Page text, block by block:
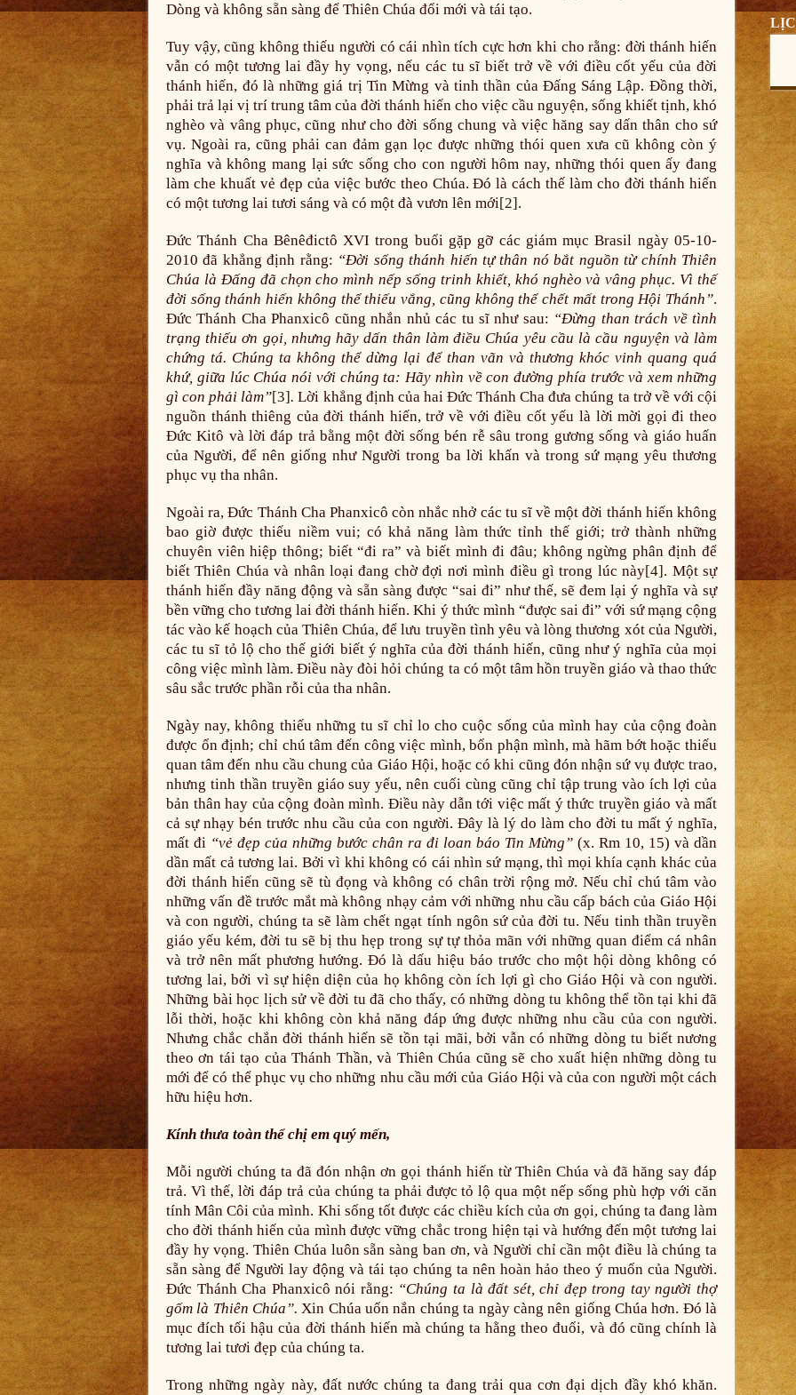
Dòng và không sẵn sàng để Thiên Chúa đổi mới và tái tạo.
Tuy vậy, cũng không thiếu người có cái nhìn tích cực hơn khi cho rằng: đời thánh hiến
vẫn có một tương lai đầy hy vọng, nếu các tu sĩ biết trở về với điều cốt yếu của đời
thánh hiến, đó là những giá trị Tin Mừng và tinh thần của Đấng Sáng Lập. Đồng thời,
phải trả lại vị trí trung tâm của đời thánh hiến cho việc cầu nguyện, sống khiết tịnh, khó
nghèo và vâng phục, cũng như cho đời sống chung và việc hăng say dấn thân cho sứ
vụ. Ngoài ra, cũng phải can đảm gạn lọc được những thói quen xưa cũ không còn ý
nghĩa và không mang lại sức sống cho con người hôm nay, những thói quen ấy đang
làm che khuất vẻ đẹp của việc bước theo Chúa. Đó là cách thế làm cho đời thánh hiến
có một tương lai tươi sáng và có một đà vươn lên mới[2].
Đức Thánh Cha Bênêđictô XVI trong buổi gặp gỡ các giám mục Brasil ngày 05-10-
2010 đã khẳng định rằng: “Đời sống thánh hiến tự thân nó bắt nguồn từ chính Thiên
Chúa là Đấng đã chọn cho mình nếp sống trinh khiết, khó nghèo và vâng phục. Vì thế
đời sống thánh hiến không thể thiếu vắng, cũng không thể chết mất trong Hội Thánh”.
Đức Thánh Cha Phanxicô cũng nhắn nhủ các tu sĩ như sau: “Đừng than trách về tình
trạng thiếu ơn gọi, nhưng hãy dấn thân làm điều Chúa yêu cầu là cầu nguyện và làm
chứng tá. Chúng ta không thể dừng lại để than vãn và thương khóc vinh quang quá
khứ, giữa lúc Chúa nói với chúng ta: Hãy nhìn về con đường phía trước và xem những
gì con phải làm”[3].Lời khẳng định của hai Đức Thánh Cha đưa chúng ta trở về với cội
nguồn thánh thiêng của đời thánh hiến, trở về với điều cốt yếu là lời mời gọi đi theo
Đức Kitô và lời đáp trả bằng một đời sống bén rễ sâu trong gương sống và giáo huấn
của Người, để nên giống như Người trong ba lời khấn và trong sứ mạng yêu thương
phục vụ tha nhân.
Ngoài ra, Đức Thánh Cha Phanxicô còn nhắc nhở các tu sĩ về một đời thánh hiến không
bao giờ được thiếu niềm vui; có khả năng làm thức tỉnh thế giới; trở thành những
chuyên viên hiệp thông; biết “đi ra” và biết mình đi đâu; không ngừng phân định để
biết Thiên Chúa và nhân loại đang chờ đợi nơi mình điều gì trong lúc này[4]. Một sự
thánh hiến đầy năng động và sẵn sàng được “sai đi” như thế, sẽ đem lại ý nghĩa và sự
bền vững cho tương lai đời thánh hiến. Khi ý thức mình “được sai đi” với sứ mạng cộng
tác vào kế hoạch của Thiên Chúa, để lưu truyền tình yêu và lòng thương xót của Người,
các tu sĩ tỏ lộ cho thế giới biết ý nghĩa của đời thánh hiến, cũng như ý nghĩa của mọi
công việc mình làm. Điều này đòi hỏi chúng ta có một tâm hồn truyền giáo và thao thức
sâu sắc trước phần rỗi của tha nhân.
Ngày nay, không thiếu những tu sĩ chỉ lo cho cuộc sống của mình hay của cộng đoàn
được ổn định; chỉ chú tâm đến công việc mình, bổn phận mình, mà hãm bớt hoặc thiếu
quan tâm đến nhu cầu chung của Giáo Hội, hoặc có khi cũng đón nhận sứ vụ được trao,
nhưng tinh thần truyền giáo suy yếu, nên cuối cùng cũng chỉ tập trung vào ích lợi của
bản thân hay của cộng đoàn mình. Điều này dẫn tới việc mất ý thức truyền giáo và mất
cả sự nhạy bén trước nhu cầu của con người. Đây là lý do làm cho đời tu mất ý nghĩa,
mất đi “vẻ đẹp của những bước chân ra đi loan báo Tin Mừng” (x. Rm 10, 15) và dần
dần mất cả tương lai. Bởi vì khi không có cái nhìn sứ mạng, thì mọi khía cạnh khác của
đời thánh hiến cũng sẽ tù đọng và không có chân trời rộng mở. Nếu chỉ chú tâm vào
những vấn đề trước mắt mà không nhạy cảm với những nhu cầu cấp bách của Giáo Hội
và con người, chúng ta sẽ làm chết ngạt tính ngôn sứ của đời tu. Nếu tinh thần truyền
giáo yếu kém, đời tu sẽ bị thu hẹp trong sự tự thỏa mãn với những quan điểm cá nhân
và trở nên mất phương hướng. Đó là dấu hiệu báo trước cho một hội dòng không có
tương lai, bởi vì sự hiện diện của họ không còn ích lợi gì cho Giáo Hội và con người.
Những bài học lịch sử về đời tu đã cho thấy, có những dòng tu không thể tồn tại khi đã
lỗi thời, hoặc khi không còn khả năng đáp ứng được những nhu cầu của con người.
Nhưng chắc chắn đời thánh hiến sẽ tồn tại mãi, bởi vẫn có những dòng tu biết nương
theo ơn tái tạo của Thánh Thần, và Thiên Chúa cũng sẽ cho xuất hiện những dòng tu
mới để có thể phục vụ cho những nhu cầu mới của Giáo Hội và của con người một cách
hữu hiệu hơn.
Kính thưa toàn thể chị em quý mến,
Mỗi người chúng ta đã đón nhận ơn gọi thánh hiến từ Thiên Chúa và đã hăng say đáp
trả. Vì thế, lời đáp trả của chúng ta phải được tỏ lộ qua một nếp sống phù hợp với căn
tính Mân Côi của mình. Khi sống tốt được các chiều kích của ơn gọi, chúng ta đang làm
cho đời thánh hiến của mình được vững chắc trong hiện tại và hướng đến một tương lai
đầy hy vọng. Thiên Chúa luôn sẵn sàng ban ơn, và Người chỉ cần một điều là chúng ta
sẵn sàng để Người lay động và tái tạo chúng ta nên hoàn hảo theo ý muốn của Người.
Đức Thánh Cha Phanxicô nói rằng: “Chúng ta là đất sét, chỉ đẹp trong tay người thợ
gốm là Thiên Chúa”.Xin Chúa uốn nắn chúng ta ngày càng nên giống Chúa hơn. Đó là
mục đích tối hậu của đời thánh hiến mà chúng ta hằng theo đuổi, và đó cũng chính là
tương lai tươi đẹp của chúng ta.
Trong những ngày này, đất nước chúng ta đang trải qua cơn đại dịch đầy khó khăn.